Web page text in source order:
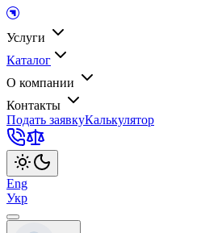
Услуги
Каталог
О компании
Контакты
Подать заявкуКалькулятор
Eng
Укр